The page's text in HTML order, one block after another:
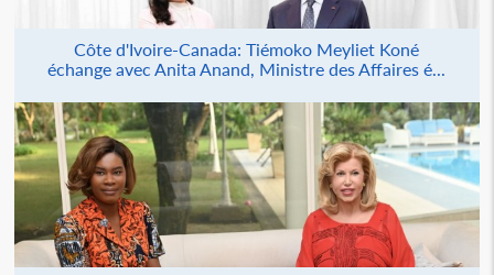
Côte d'Ivoire-Canada: Tiémoko Meyliet Koné
échange avec Anita Anand, Ministre des Affaires é...